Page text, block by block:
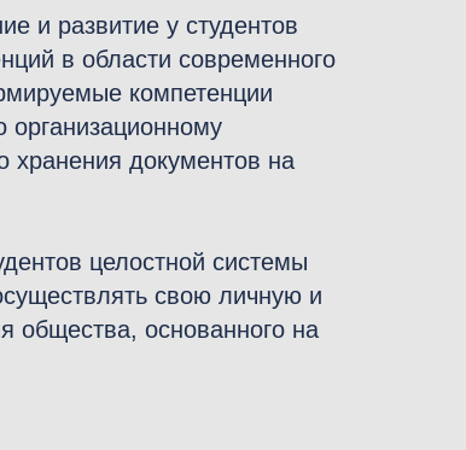
и развитие у студентов
в области современного
компетенции
организационному
хранения документов на
целостной системы
свою личную и
общества, основанного на